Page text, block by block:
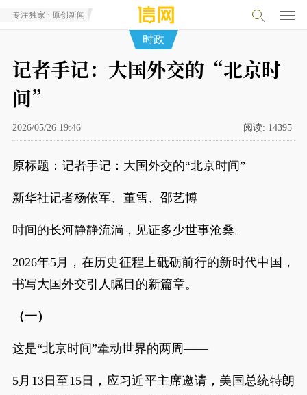
专注独家 · 原创新闻
时政
记者手记：大国外交的“北京时
间”
2026/05/26 19:46 阅读: 14395
原标题：记者手记：大国外交的“北京时间”
新华社记者杨依军、董雪、邵艺博
时间的长河静静流淌，见证多少世事沧桑。
2026年5月，在历史征程上砥砺前行的新时代中国，
书写大国外交引人瞩目的新篇章。
（一）
这是“北京时间”牵动世界的两周——
5月13日至15日，应习近平主席邀请，美国总统特朗